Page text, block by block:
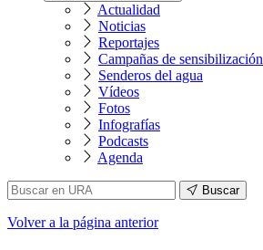
Actualidad
Noticias
Reportajes
Campañas de sensibilización
Senderos del agua
Vídeos
Fotos
Infografías
Podcasts
Agenda
Buscar
Volvera la página anterior